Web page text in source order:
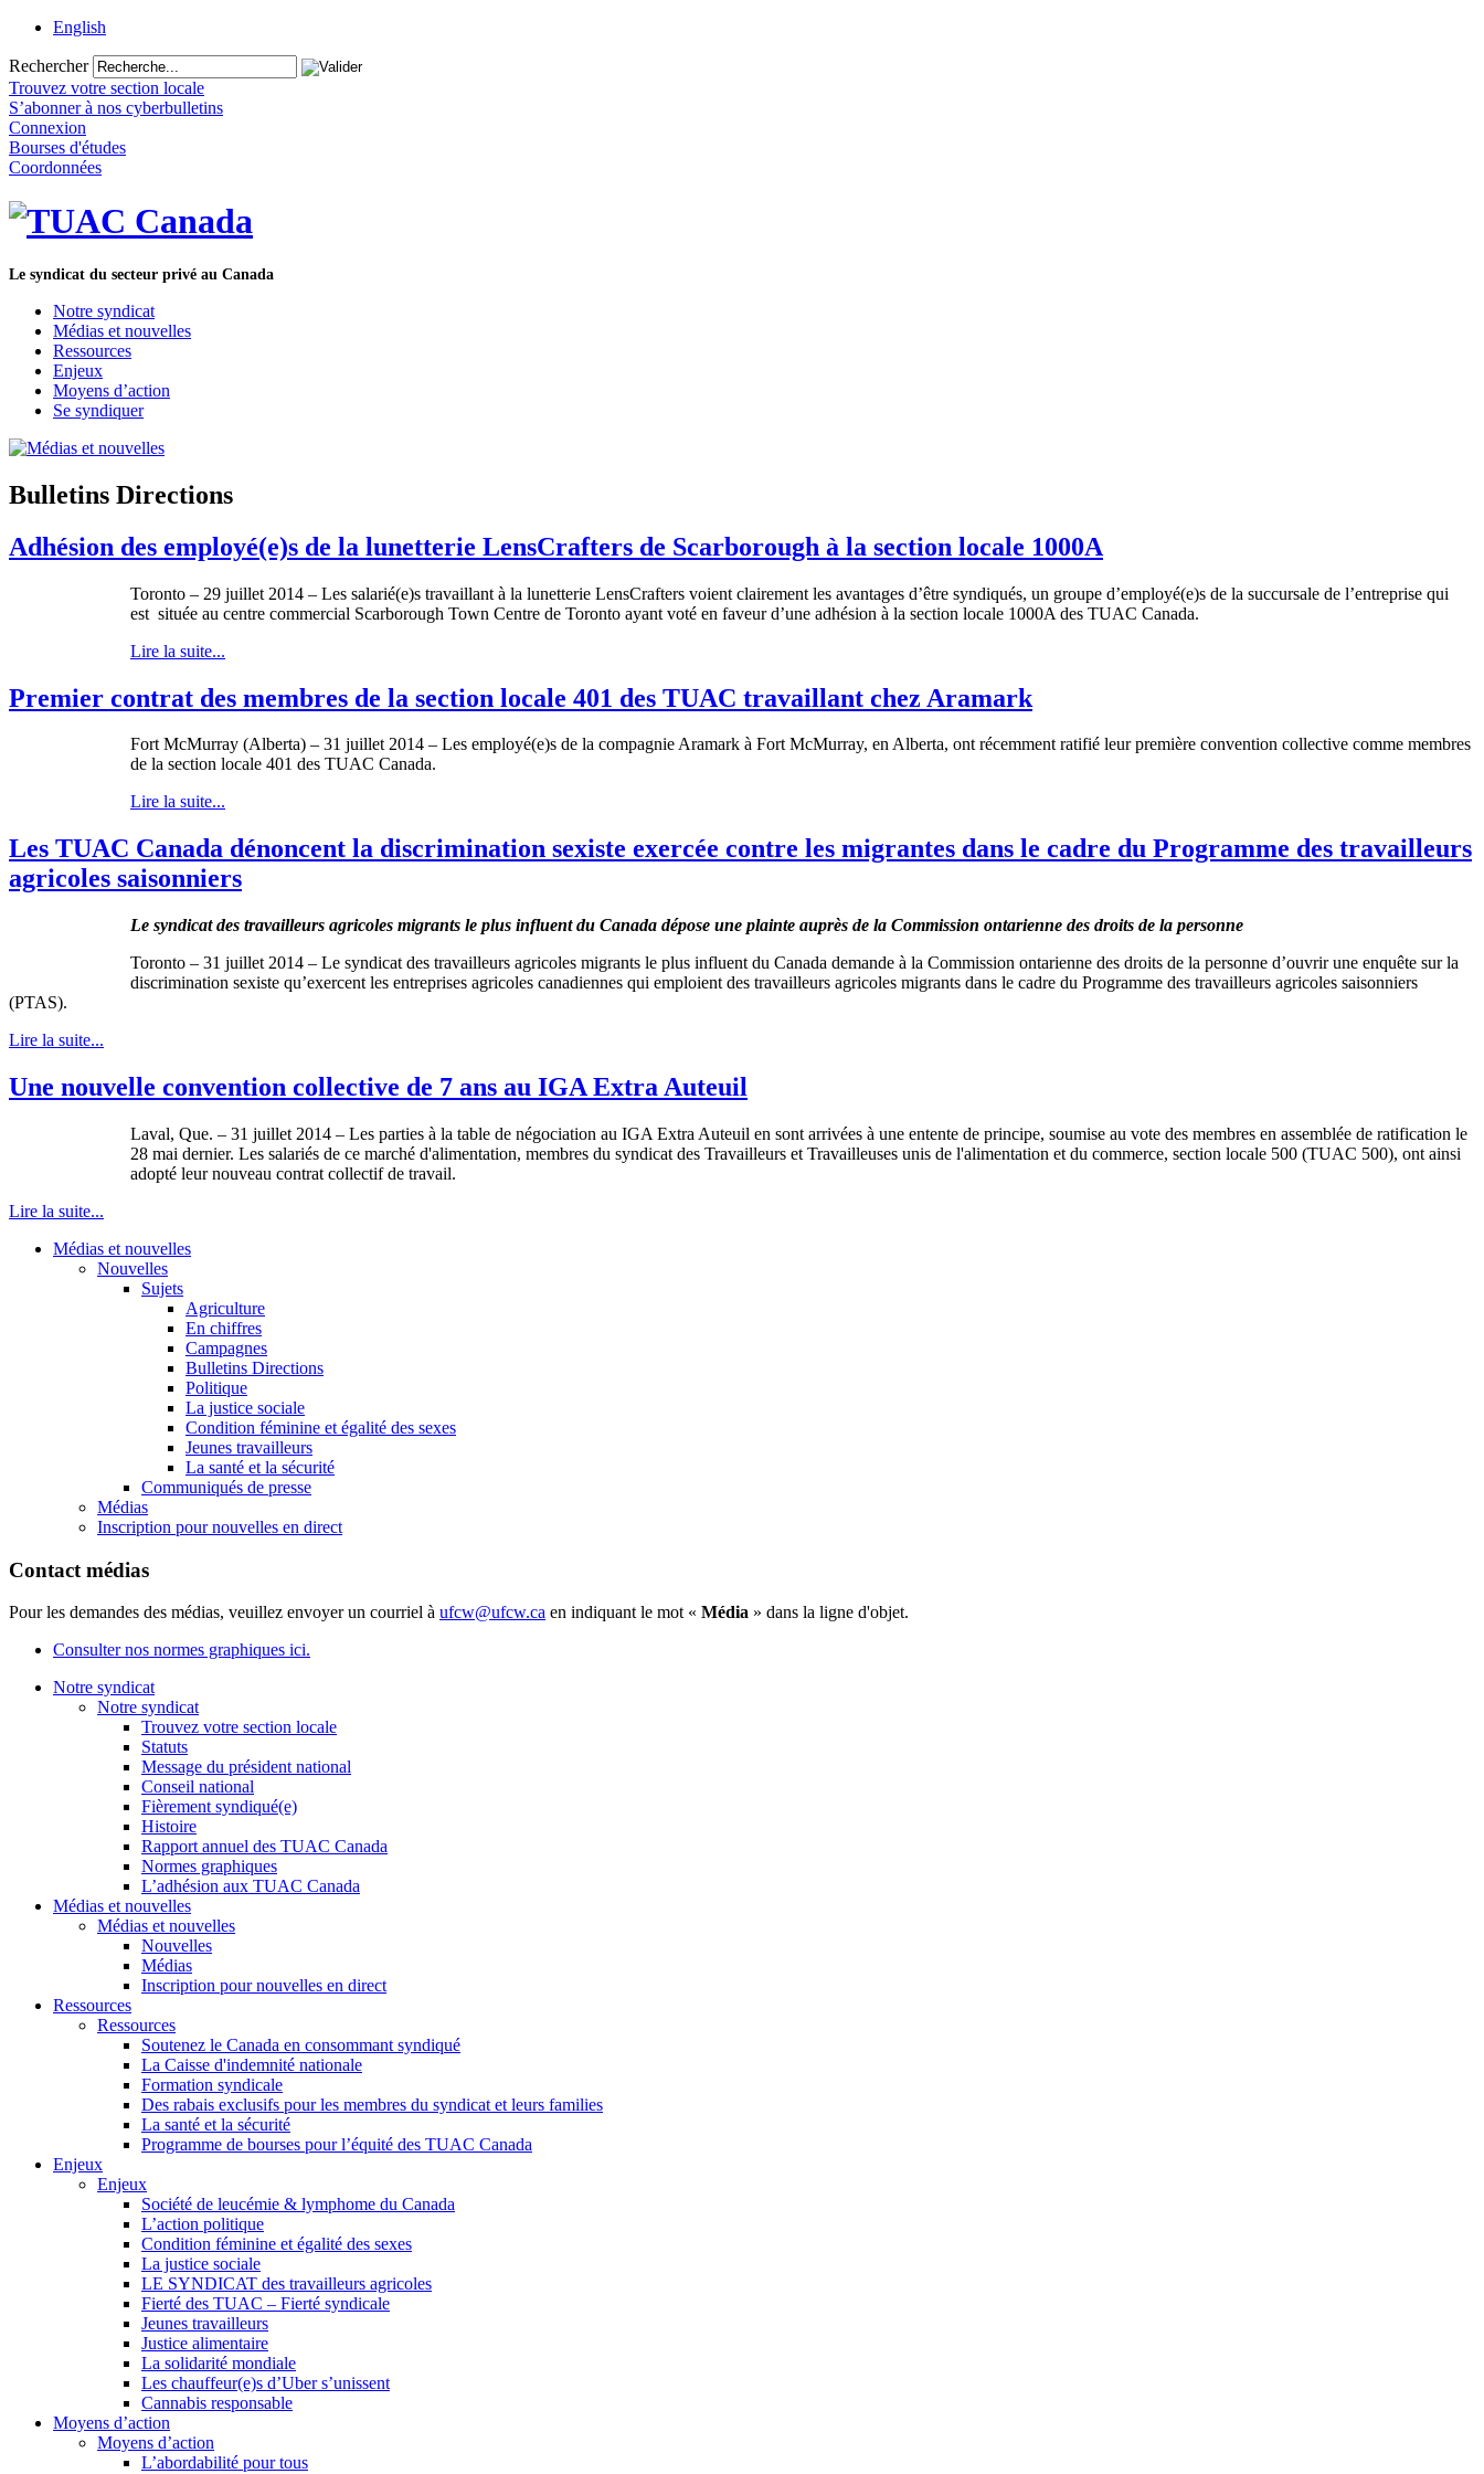
English
Rechercher
Trouvez votre section locale
S’abonner à nos cyberbulletins
Connexion
Bourses d'études
Coordonnées
Le syndicat du secteur privé au Canada
Notre syndicat
Médias et nouvelles
Ressources
Enjeux
Moyens d’action
Se syndiquer
Bulletins Directions
Adhésion des employé(e)s de la lunetterie LensCrafters de Scarborough à la section locale 1000A
Toronto – 29 juillet 2014 – Les salarié(e)s travaillant à la lunetterie LensCrafters voient clairement les avantages d’être syndiqués, un groupe d’employé(e)s de la succursale de l’entreprise qui
est située au centre commercial Scarborough Town Centre de Toronto ayant voté en faveur d’une adhésion à la section locale 1000A des TUAC Canada.
Lire la suite...
Premier contrat des membres de la section locale 401 des TUAC travaillant chez Aramark
Fort McMurray (Alberta) – 31 juillet 2014 – Les employé(e)s de la compagnie Aramark à Fort McMurray, en Alberta, ont récemment ratifié leur première convention collective comme membres
de la section locale 401 des TUAC Canada.
Lire la suite...
Les TUAC Canada dénoncent la discrimination sexiste exercée contre les migrantes dans le cadre du Programme des travailleurs
agricoles saisonniers
Le syndicat des travailleurs agricoles migrants le plus influent du Canada dépose une plainte auprès de la Commission ontarienne des droits de la personne
Toronto – 31 juillet 2014 – Le syndicat des travailleurs agricoles migrants le plus influent du Canada demande à la Commission ontarienne des droits de la personne d’ouvrir une enquête sur la
discrimination sexiste qu’exercent les entreprises agricoles canadiennes qui emploient des travailleurs agricoles migrants dans le cadre du Programme des travailleurs agricoles saisonniers
(PTAS).
Lire la suite...
Une nouvelle convention collective de 7 ans au IGA Extra Auteuil
Laval, Que. – 31 juillet 2014 – Les parties à la table de négociation au IGA Extra Auteuil en sont arrivées à une entente de principe, soumise au vote des membres en assemblée de ratification le
28 mai dernier. Les salariés de ce marché d'alimentation, membres du syndicat des Travailleurs et Travailleuses unis de l'alimentation et du commerce, section locale 500 (TUAC 500), ont ainsi
adopté leur nouveau contrat collectif de travail.
Lire la suite...
Médias et nouvelles
Nouvelles
Sujets
Agriculture
En chiffres
Campagnes
Bulletins Directions
Politique
La justice sociale
Condition féminine et égalité des sexes
Jeunes travailleurs
La santé et la sécurité
Communiqués de presse
Médias
Inscription pour nouvelles en direct
Contact médias
Pour les demandes des médias, veuillez envoyer un courriel à ufcw@ufcw.ca en indiquant le mot « Média » dans la ligne d'objet.
Consulter nos normes graphiques ici.
Notre syndicat
Notre syndicat
Trouvez votre section locale
Statuts
Message du président national
Conseil national
Fièrement syndiqué(e)
Histoire
Rapport annuel des TUAC Canada
Normes graphiques
L’adhésion aux TUAC Canada
Médias et nouvelles
Médias et nouvelles
Nouvelles
Médias
Inscription pour nouvelles en direct
Ressources
Ressources
Soutenez le Canada en consommant syndiqué
La Caisse d'indemnité nationale
Formation syndicale
Des rabais exclusifs pour les membres du syndicat et leurs families
La santé et la sécurité
Programme de bourses pour l’équité des TUAC Canada
Enjeux
Enjeux
Société de leucémie & lymphome du Canada
L’action politique
Condition féminine et égalité des sexes
La justice sociale
LE SYNDICAT des travailleurs agricoles
Fierté des TUAC – Fierté syndicale
Jeunes travailleurs
Justice alimentaire
La solidarité mondiale
Les chauffeur(e)s d’Uber s’unissent
Cannabis responsable
Moyens d’action
Moyens d’action
L’abordabilité pour tous